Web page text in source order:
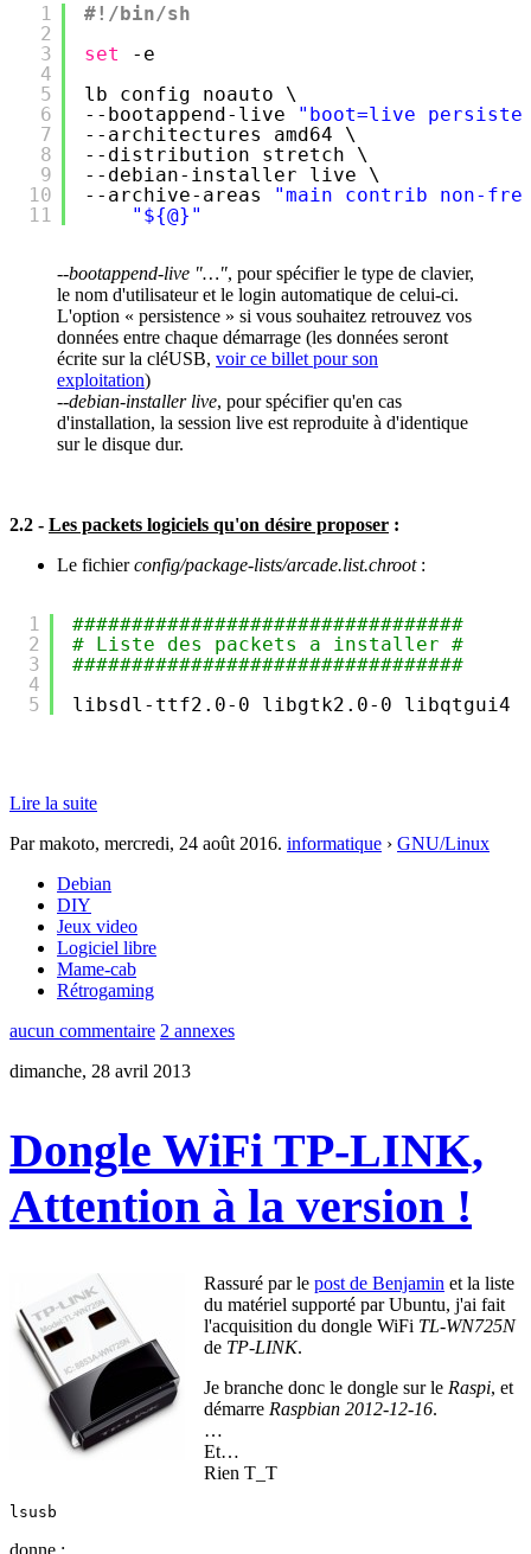
1
2
3
4
5
6
7
8
9
10
11
#!/bin/sh
set
-e
lb config noauto \
--bootappend-live
"boot=live
--architectures amd64 \
--distribution stretch \
--debian-installer live \
--archive-areas
"main contrib non-
"${@}"
--bootappend-live "…", pour spécifier le type de clavier,
le nom d'utilisateur et le login automatique de celui-ci.
L'option « persistence » si vous souhaitez retrouvez vos
données entre chaque démarrage (les données seront
écrite sur la cléUSB, voir ce billet pour son
exploitation)
--debian-installer live, pour spécifier qu'en cas
d'installation, la session live est reproduite à d'identique
sur le disque dur.
2.2 - Les packets logiciels qu'on désire proposer :
Le fichierconfig/package-lists/arcade.list.chroot:
1
2
3
4
5
#################################
# Liste des packets a installer #
#################################
libsdl-ttf2.0-0 libgtk2.0-0 libqtgui4
Lire la suite
Par makoto, mercredi, 24 août 2016. informatique › GNU/Linux
Debian
DIY
Jeux video
Logiciel libre
Mame-cab
Rétrogaming
aucun commentaire 2 annexes
dimanche, 28 avril 2013
Dongle WiFi TP-LINK,
Attention à la version !
Rassuré par le post de Benjamin et la liste
du matériel supporté par Ubuntu, j'ai fait
l'acquisition du dongle WiFi TL-WN725N
de TP-LINK.
Je branche donc le dongle sur le Raspi, et
démarre Raspbian 2012-12-16.
…
Et…
Rien T_T
lsusb
donne :